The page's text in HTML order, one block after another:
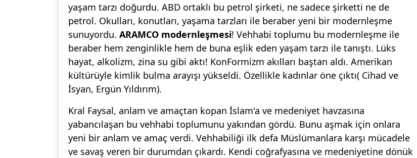
yaşam tarzı doğurdu. ABD ortaklı bu petrol şirketi, ne sadece şirketti ne de
petrol. Okulları, konutları, yaşama tarzları ile beraber yeni bir modernleşme
sunuyordu. ARAMCO modernleşmesi! Vehhabi toplumu bu modernleşme ile
beraber hem zenginlikle hem de buna eşlik eden yaşam tarzı ile tanıştı. Lüks
hayat, alkolizm, zina su gibi aktı! KonFormizm akılları baştan aldı. Amerikan
kültürüyle kimlik bulma arayışı yükseldi. Özellikle kadınlar öne çıktı( Cihad ve
İsyan, Ergün Yıldırım).
Kral Faysal, anlam ve amaçtan kopan İslam'a ve medeniyet havzasına
yabancılaşan bu vehhabi toplumunu yakından gördü. Bunu aşmak için onlara
yeni bir anlam ve amaç verdi. Vehhabiliği ilk defa Müslümanlara karşı mücadele
ve savaş veren bir durumdan çıkardı. Kendi coğrafyasına ve medeniyetine dönük